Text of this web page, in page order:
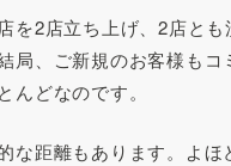
を2店立ち上げ、2店と
局、ご新規のお客様もコ
んどなのです。
な距離もあります。よほ